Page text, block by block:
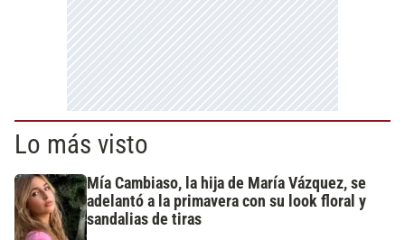
Lo más visto
Mía Cambiaso, la hija de María Vázquez, se
adelantó a la primavera con su look floral y
sandalias de tiras